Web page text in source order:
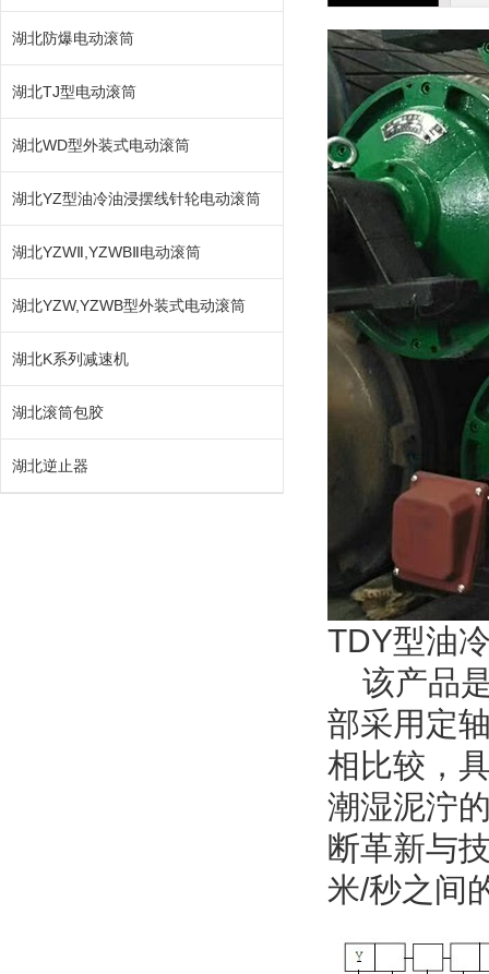
TDY型油
该产品是
部采用定
相比较，
潮湿泥泞
断革新与
米/秒之间
湖北防爆电动滚筒
湖北TJ型电动滚筒
湖北WD型外装式电动滚筒
湖北YZ型油冷油浸摆线针轮电动滚筒
湖北YZWⅡ,YZWBⅡ电动滚筒
湖北YZW,YZWB型外装式电动滚筒
湖北K系列减速机
湖北滚筒包胶
湖北逆止器